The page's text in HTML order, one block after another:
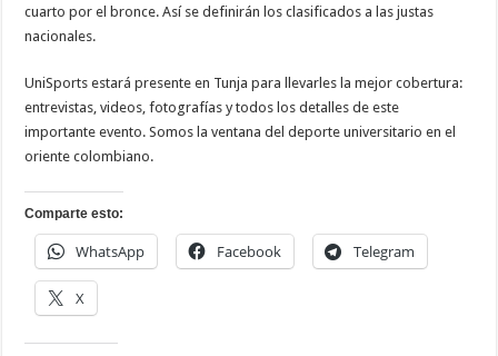
cuarto por el bronce. Así se definirán los clasificados a las justas
nacionales.
UniSports estará presente en Tunja para llevarles la mejor cobertura:
entrevistas, videos, fotografías y todos los detalles de este
importante evento. Somos la ventana del deporte universitario en el
oriente colombiano.
Comparte esto:
WhatsApp Facebook Telegram
X